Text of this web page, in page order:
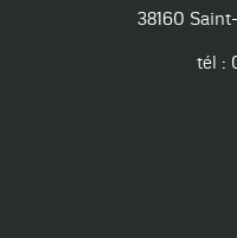
38160
tél :